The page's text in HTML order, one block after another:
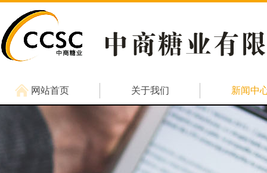
网站首页 关于我们 新闻中